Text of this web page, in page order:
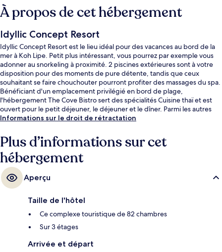
À propos de cet hébergement
Idyllic Concept Resort
Idyllic Concept Resort est le lieu idéal pour des vacances au bord de la
mer à Koh Lipe. Petit plus intéressant, vous pourrez par exemple vous
adonner au snorkeling à proximité. 2 piscines extérieures sont à votre
disposition pour des moments de pure détente, tandis que ceux
souhaitant se faire chouchouter pourront profiter des massages du spa.
Bénéficiant d'un emplacement privilégié en bord de plage,
l'hébergement The Cove Bistro sert des spécialités Cuisine thaï et est
ouvert pour le petit déjeuner, le déjeuner et le dîner. Parmi les autres
petits avantages de cet hébergement figurent un bar en bord de
disent que du bien en ce qui concerne le personnel attentionné.
Informations sur le droit de rétractation
Plus d’informations sur cet
hébergement
Aperçu
Taille de l'hôtel
Ce complexe touristique de 82 chambres
Sur 3 étages
Arrivée et départ